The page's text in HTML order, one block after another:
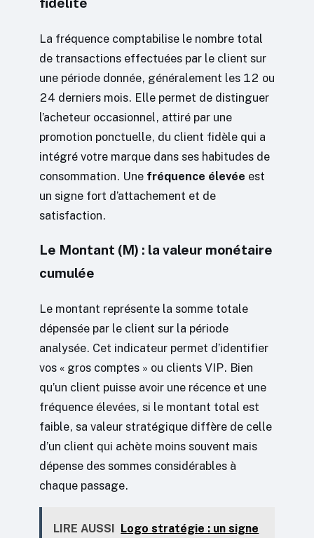
La fréquence comptabilise le nombre total
de transactions effectuées par le client sur
une période donnée, généralement les 12 ou
24 derniers mois. Elle permet de distinguer
l’acheteur occasionnel, attiré par une
promotion ponctuelle, du client fidèle qui a
intégré votre marque dans ses habitudes de
consommation. Une fréquence élevée est
un signe fort d’attachement et de
satisfaction.
Le Montant (M) : la valeur monétaire
cumulée
Le montant représente la somme totale
dépensée par le client sur la période
analysée. Cet indicateur permet d’identifier
vos « gros comptes » ou clients VIP. Bien
qu’un client puisse avoir une récence et une
fréquence élevées, si le montant total est
faible, sa valeur stratégique diffère de celle
d’un client qui achète moins souvent mais
dépense des sommes considérables à
chaque passage.
LIRE AUSSI Logo stratégie : un signe